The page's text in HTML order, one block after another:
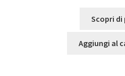
Scopri di
Aggiungi al